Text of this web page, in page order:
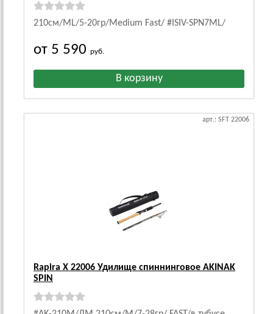
210см/ML/5-20гр/Medium Fast/ #ISIV-SPN7ML/
от 5 590 руб.
арт.: SFT 22006
Rapira X 22006 Удилище спиннинговое AKINAK
SPIN